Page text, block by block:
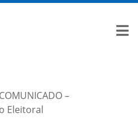
COMUNICADO –
Eleitoral